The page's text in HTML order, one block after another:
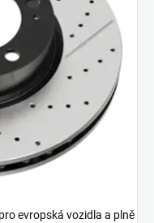
evropská vozidla a plně